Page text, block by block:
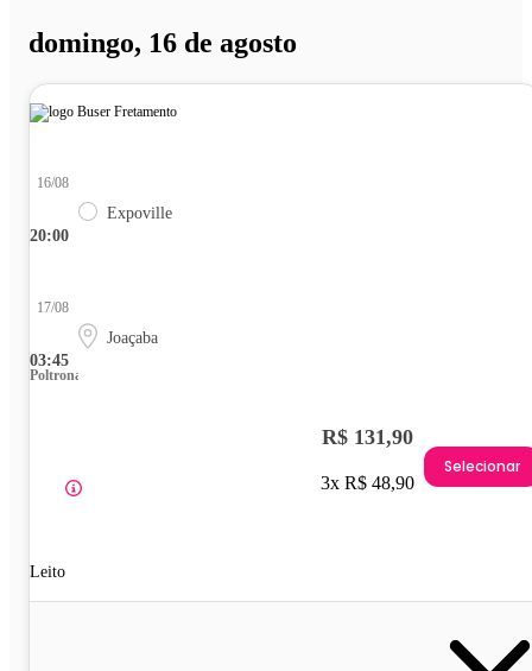
domingo, 16 de agosto
20:00
16/08
Expoville
03:45
17/08
Joaçaba
Poltrona
Leito
R$ 131,90
3x R$ 48,90
Selecionar